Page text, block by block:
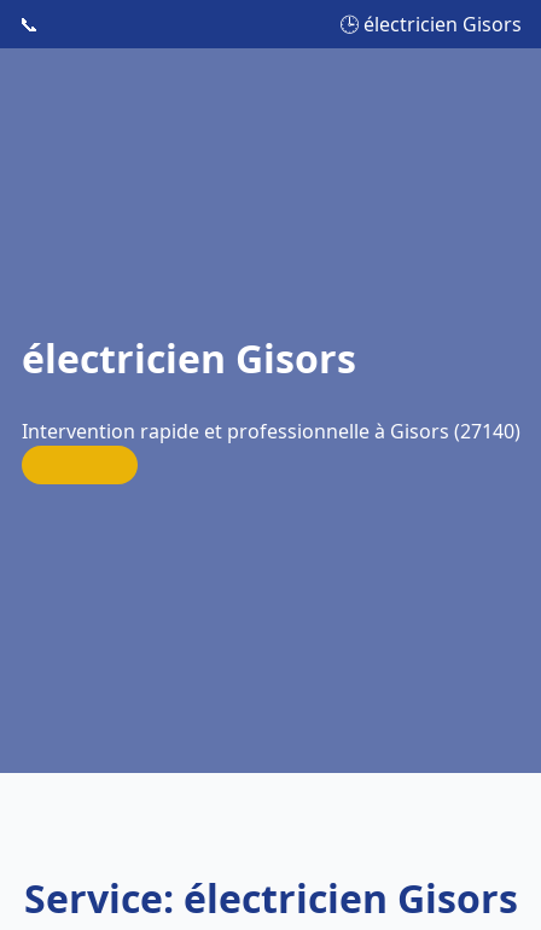
📞 🕒 électricien Gisors
électricien Gisors
Intervention rapide et professionnelle à Gisors (27140)
Service: électricien Gisors